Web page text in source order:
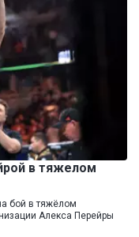
в тяжелом
бой в тяжёлом
Алекса Перейры